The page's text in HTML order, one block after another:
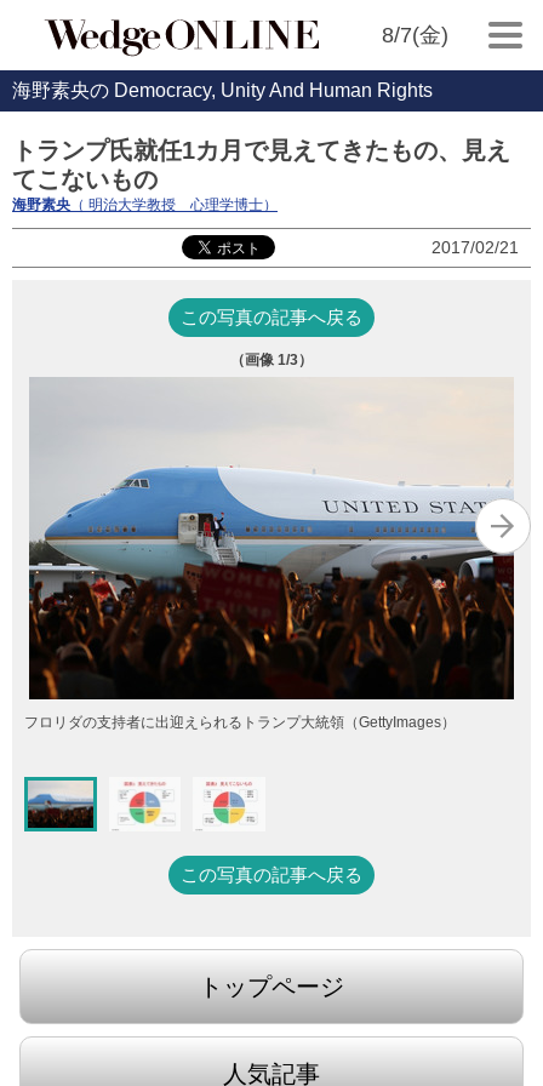
8/7(金)
海野素央の Democracy, Unity And Human Rights
トランプ氏就任1カ月で見えてきたもの、見え
てこないもの
海野素央 （ 明治大学教授 心理学博士）
2017/02/21
この写真の記事へ戻る
（画像 1/3）
フロリダの支持者に出迎えられるトランプ大統領（GettyImages）
この写真の記事へ戻る
トップページ
人気記事